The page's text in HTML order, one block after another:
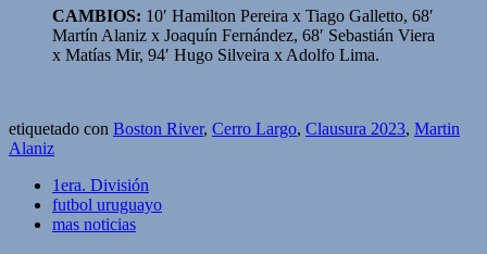
CAMBIOS: 10′ Hamilton Pereira x Tiago Galletto, 68′
Martín Alaniz x Joaquín Fernández, 68′ Sebastián Viera
x Matías Mir, 94′ Hugo Silveira x Adolfo Lima.
etiquetado con Boston River, Cerro Largo, Clausura 2023, Martin
Alaniz
1era. División
futbol uruguayo
mas noticias